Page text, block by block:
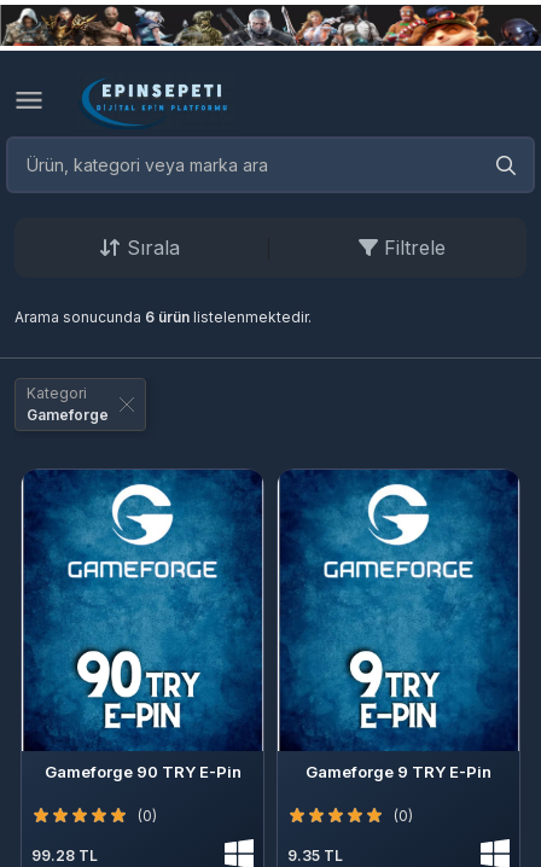
Sırala Filtrele
Arama sonucunda 6 ürün listelenmektedir.
Kategori
Gameforge
Gameforge 90 TRY E-Pin
(0)
99.28 TL
Gameforge 9 TRY E-Pin
(0)
9.35 TL